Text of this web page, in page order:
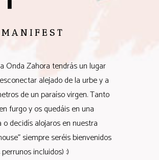
Onda Zahora tendrás un lugar
alejado de la urbe y a
de un paraíso virgen. Tanto
furgo y os quedáis en una
o decidís alojaros en nuestra
siempre seréis bienvenidos
incluidos) :)